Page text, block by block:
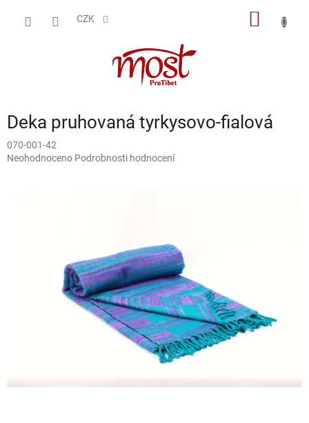
CZK
Deka pruhovaná tyrkysovo-fialová
070-001-42
Průměrné
Neohodnoceno Podrobnosti hodnocení